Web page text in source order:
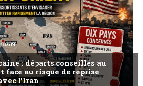
: départs conseillés au
face au risque de reprise
l’Iran